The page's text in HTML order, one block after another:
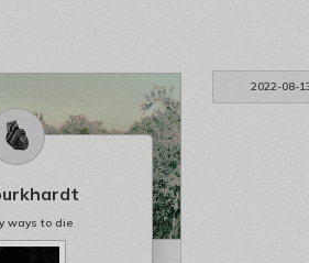
2022-08-
ways to die